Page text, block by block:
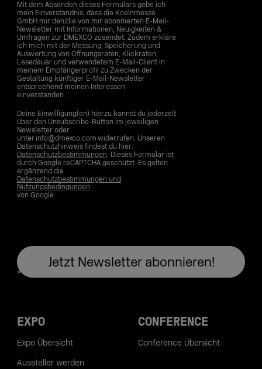
Mit dem Absenden dieses Formulars gebe ich
mein Einverständnis, dass die Koelnmesse
GmbH mir den/die von mir abonnierten E-Mail-
Newsletter mit Informationen, Neuigkeiten &
Umfragen zur DMEXCO zusendet. Zudem erkläre
ich mich mit der Messung, Speicherung und
Auswertung von Öffnungsraten, Klickraten,
Lesedauer und verwendetem E-Mail-Client in
meinem Empfängerprofil zu Zwecken der
Gestaltung künftiger E-Mail-Newsletter
entsprechend meinen Interessen
einverstanden.
Deine Einwilligung(en) hierzu kannst du jederzeit
über den Unsubscribe-Button im jeweiligen
Newsletter oder
unter info@dmexco.com widerrufen. Unseren
Datenschutzhinweis findest du hier:
Datenschutzbestimmungen. Dieses Formular ist
durch Google reCAPTCHA geschützt. Es gelten
ergänzend die
Datenschutzbestimmungen und
Nutzungsbedingungen
von Google.
EXPO
Expo Übersicht
Aussteller werden
CONFERENCE
Conference Übersicht